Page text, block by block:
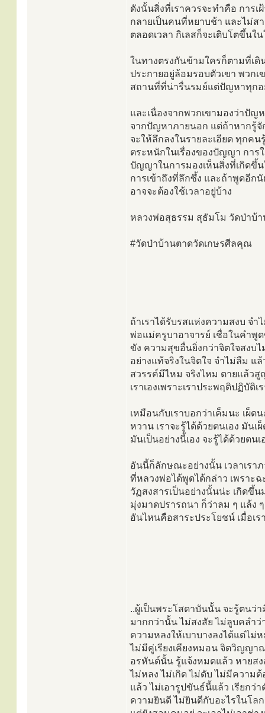
ดังนั้นสิ่งที่เราควรจะทำคือ การ
กลายเป็นคนที่หยาบช้า และไม่ส
ตลอดเวลา กิเลสก็จะเติบโตขึ้นใน
ในทางตรงกันข้ามใครก็ตามที่เ
ประกายอยู่ล้อมรอบตัวเขา พวก
สถานที่ที่น่ารื่นรมย์แต่ปัญหาทุกอ
และเนื่องจากพวกเขามองว่าปัญ
จากปัญหาภายนอก แต่ถ้าหากรู้จั
จะให้ลึกลงในรายละเอียด ทุกค
ตระหนักในเรื่องของปัญญา การ
ปัญญาในการมองเห็นสิ่งที่เกิดขึ้
การเข้าถึงที่ลึกซึ้ง และถ้าพูดอี
อาจจะต้องใช้เวลาอยู่บ้าง
หลวงพ่อสุธรรม สุธัมโม วัดป่าบ้
#วัดป่าบ้านตาดวัดเกษรศีลคุณ
ถ้าเราได้รับรสแห่งความสงบ จำ
พ่อแม่ครูบาอาจารย์ เชื่อในคำพู
ขัง ความสุขอื่นยิ่งกว่าจิตใจสงบ
อย่างแท้จริงในจิตใจ จำไม่ลืม แ
สวรรค์มีไหม จริงไหม ตายแล้วสู
เราเองเพราะเราประพฤติปฏิบัติเ
เหมือนกับเราบอกว่าเค็มนะ เผ็ด
หวาน เราจะรู้ได้ด้วยตนเอง มันเ
มันเป็นอย่างนี้เอง จะรู้ได้ด้วยตน
อันนี้ก็ลักษณะอย่างนั้น เวลาเรา
ที่หลวงพ่อได้พูดได้กล่าว เพราะ
วัฏสงสารเป็นอย่างนั้นน่ะ เกิดขึ้
มุ่งมาดปรารถนา ก็ว่าลม ๆ แล้ง
อันไหนคือสาระประโยชน์ เมื่อเร
..ผู้เป็นพระโสดาบันนั้น จะรู้ตนว่
มากกว่านั้น ไม่สงสัย ไม่ลูบคลำ
ความหลงให้เบาบางลงได้แต่ไ
ไม่มีคู่เรียงเคียงหมอน จิตวิญญ
อรหันต์นั้น รู้แจ้งหมดแล้ว หายส
ไม่หลง ไม่เกิด ไม่ดับ ไม่มีความ
แล้ว ไม่เอารูปขันธ์นี้แล้ว เรียก
ความยินดี ไม่ยินดีกับอะไรในโล